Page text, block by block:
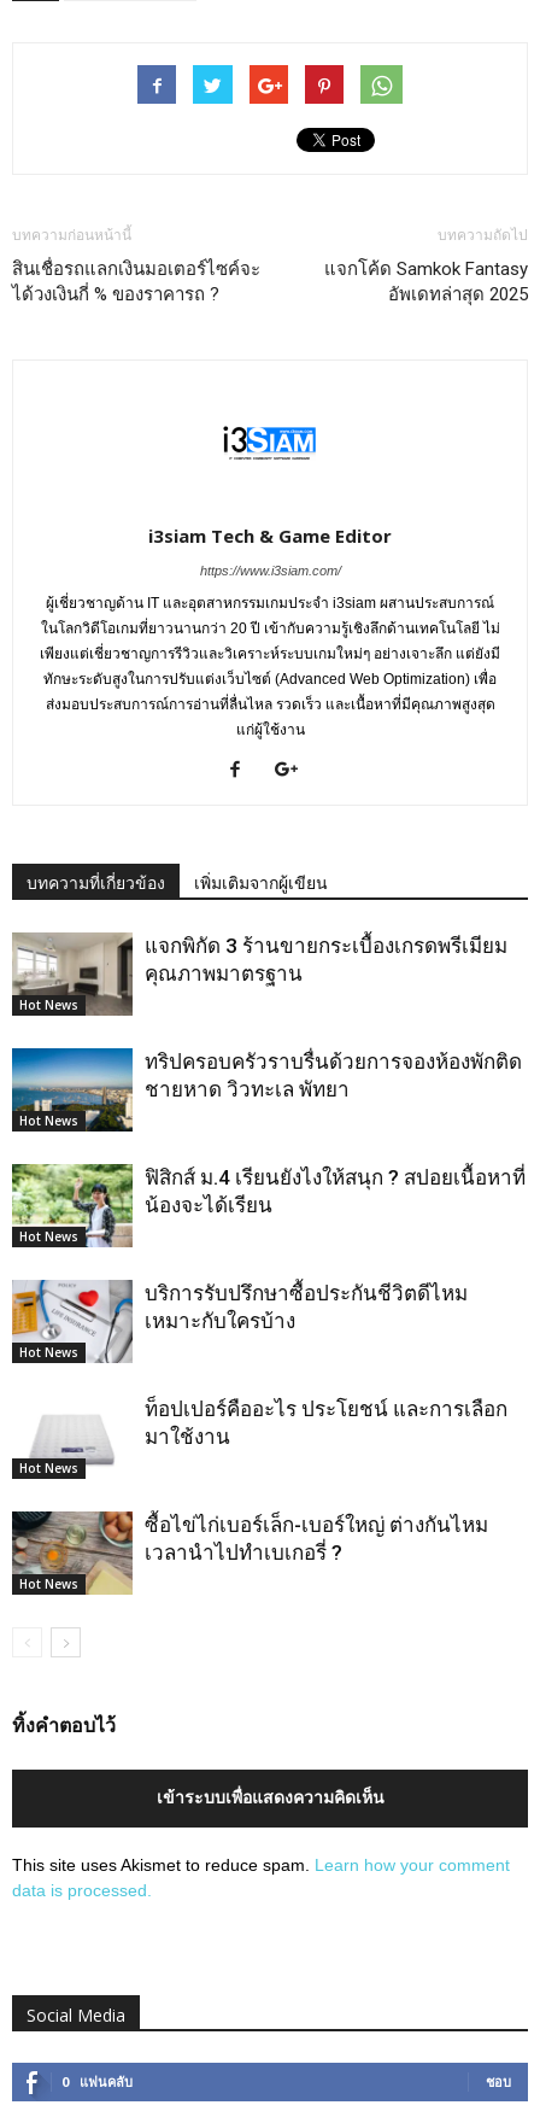
บทความก่อนหน้านี้
สินเชื่อรถแลกเงินมอเตอร์ไซค์จะ
ได้วงเงินกี่ % ของราคารถ ?
บทความถัดไป
แจกโค้ด Samkok Fantasy
อัพเดทล่าสุด 2025
i3siam Tech & Game Editor
https://www.i3siam.com/
ผู้เชี่ยวชาญด้าน IT และอุตสาหกรรมเกมประจำ i3siam ผสานประสบการณ์
ในโลกวิดีโอเกมที่ยาวนานกว่า 20 ปี เข้ากับความรู้เชิงลึกด้านเทคโนโลยี ไม่
เพียงแต่เชี่ยวชาญการรีวิวและวิเคราะห์ระบบเกมใหม่ๆ อย่างเจาะลึก แต่ยังมี
ทักษะระดับสูงในการปรับแต่งเว็บไซต์ (Advanced Web Optimization) เพื่อ
ส่งมอบประสบการณ์การอ่านที่ลื่นไหล รวดเร็ว และเนื้อหาที่มีคุณภาพสูงสุด
แก่ผู้ใช้งาน
บทความที่เกี่ยวข้อง เพิ่มเติมจากผู้เขียน
Hot News
แจกพิกัด 3 ร้านขายกระเบื้องเกรดพรีเมียม
คุณภาพมาตรฐาน
Hot News
ทริปครอบครัวราบรื่นด้วยการจองห้องพักติด
ชายหาด วิวทะเล พัทยา
Hot News
ฟิสิกส์ ม.4 เรียนยังไงให้สนุก ? สปอยเนื้อหาที่
น้องจะได้เรียน
Hot News
บริการรับปรึกษาซื้อประกันชีวิตดีไหม
เหมาะกับใครบ้าง
Hot News
ท็อปเปอร์คืออะไร ประโยชน์ และการเลือก
มาใช้งาน
Hot News
ซื้อไข่ไก่เบอร์เล็ก-เบอร์ใหญ่ ต่างกันไหม
เวลานำไปทำเบเกอรี่ ?
ทิ้งคำตอบไว้
เข้าระบบเพื่อแสดงความคิดเห็น
This site uses Akismet to reduce spam. Learn how your comment
data is processed.
Social Media
0 แฟนคลับ ชอบ